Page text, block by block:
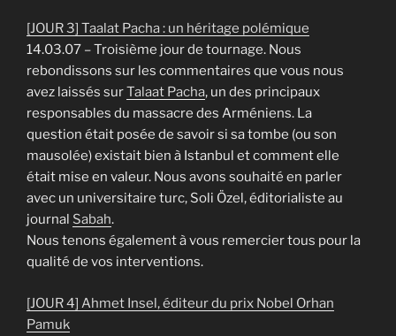
[JOUR 3] Taalat Pacha : un héritage polémique
14.03.07 – Troisième jour de tournage. Nous
rebondissons sur les commentaires que vous nous
avez laissés surTalaat Pacha, un des principaux
responsables du massacre des Arméniens. La
question était posée de savoir si sa tombe (ou son
mausolée) existait bien à Istanbul et comment elle
était mise en valeur. Nous avons souhaité en parler
avec un universitaire turc, Soli Özel, éditorialiste au
journal Sabah.
Nous tenons également à vous remercier tous pour la
qualité de vos interventions.
[JOUR 4] Ahmet Insel, éditeur du prix Nobel Orhan
Pamuk